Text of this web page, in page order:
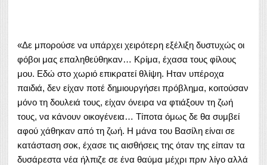
«Δε μπορούσε να υπάρχει χειρότερη εξέλιξη δυστυχώς οι
φόβοι μας επαληθεύθηκαν… Κρίμα, έχασα τους φίλους
μου. Εδώ στο χωριό επικρατεί θλίψη. Ηταν υπέροχα
παιδιά, δεν είχαν ποτέ δημιουργήσει πρόβλημα, κοιτούσαν
μόνο τη δουλειά τους, είχαν όνειρα να φτιάξουν τη ζωή
τους, να κάνουν οικογένεια… Τίποτα όμως δε θα συμβεί
αφού χάθηκαν από τη ζωή. Η μάνα του Βασίλη είναι σε
κατάσταση σοκ, έχασε τις αισθήσεις της όταν της είπαν τα
δυσάρεστα νέα ήλπιζε σε ένα θαύμα μέχρι πριν λίγο αλλά